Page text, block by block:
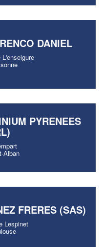
DANIEL
PYRENEES
Alban
FRERES (SAS)
Lespinet